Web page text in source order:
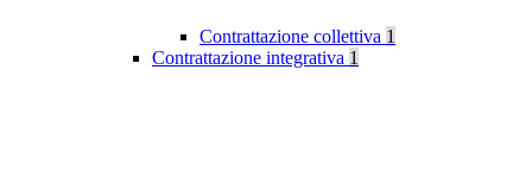
Contrattazione collettiva 1
Contrattazione integrativa 1